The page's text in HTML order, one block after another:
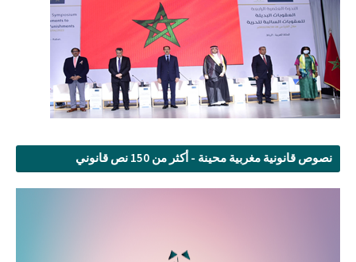
نصوص قانونية مغربية محينة - أكثر من 150 نص قانوني